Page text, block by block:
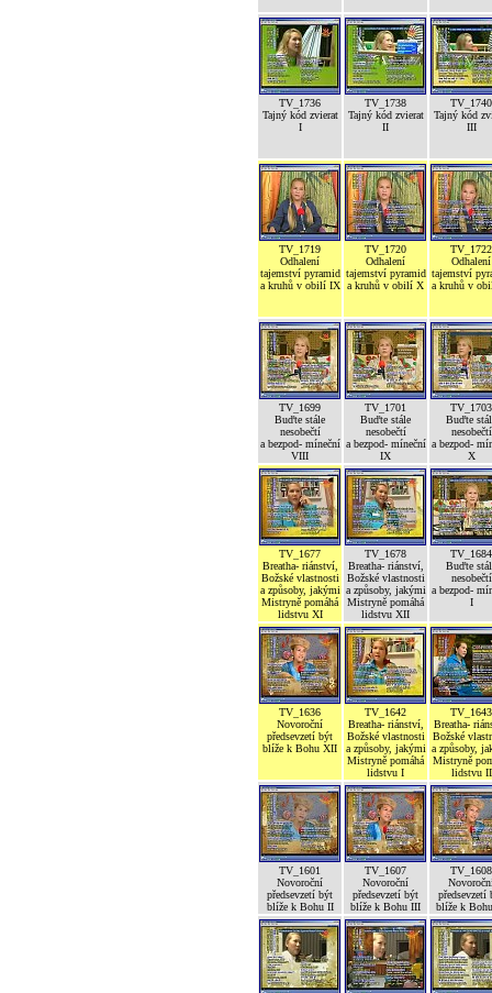
TV_1736
Tajný kód zvierat
I
TV_1738
Tajný kód zvierat
II
TV_1740
Tajný kód
III
TV_1719
Odhalení
tajemství pyramid
a kruhů v obilí IX
TV_1720
Odhalení
tajemství pyramid
a kruhů v obilí X
TV_1722
Odhalení
tajemství
a kruhů v
TV_1699
Buďte stále
nesobečtí
a bezpod- míneční
VIII
TV_1701
Buďte stále
nesobečtí
a bezpod- míneční
IX
TV_1703
Buďte
nesobečtí
a bezpod-
X
TV_1677
Breatha- riánství,
Božské vlastnosti
a způsoby, jakými
Mistryně pomáhá
lidstvu XI
TV_1678
Breatha- riánství,
Božské vlastnosti
a způsoby, jakými
Mistryně pomáhá
lidstvu XII
TV_1684
Buďte
nesobečtí
a bezpod-
I
TV_1636
Novoroční
předsevzetí být
blíže k Bohu XII
TV_1642
Breatha- riánství,
Božské vlastnosti
a způsoby, jakými
Mistryně pomáhá
lidstvu I
TV_1643
Breatha-
Božské
a způsoby,
Mistryně
lidstvu II
TV_1601
Novoroční
předsevzetí být
blíže k Bohu II
TV_1607
Novoroční
předsevzetí být
blíže k Bohu III
TV_1608
předsevzetí
blíže k